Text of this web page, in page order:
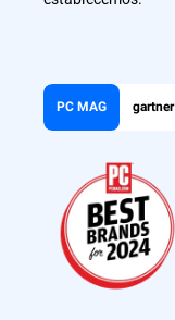
PC MAG gartner